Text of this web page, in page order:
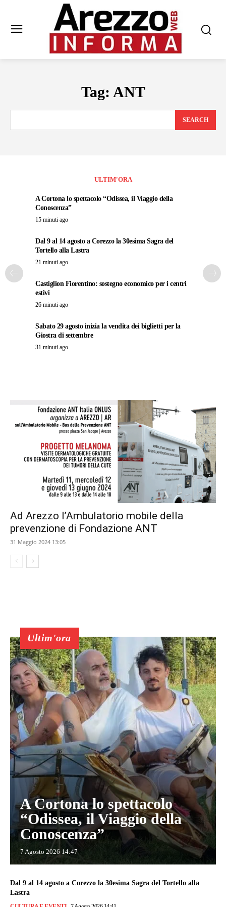
Tag: ANT
SEARCH
ULTIM'ORA
A Cortona lo spettacolo “Odissea, il Viaggio della
Conoscenza”
15 minuti ago
Dal 9 al 14 agosto a Corezzo la 30esima Sagra del
Tortello alla Lastra
21 minuti ago
Castiglion Fiorentino: sostegno economico per i centri
estivi
26 minuti ago
Sabato 29 agosto inizia la vendita dei biglietti per la
Giostra di settembre
31 minuti ago
Ad Arezzo l’Ambulatorio mobile della
prevenzione di Fondazione ANT
31 Maggio 2024 13:05
Ultim'ora
A Cortona lo spettacolo
“Odissea, il Viaggio della
Conoscenza”
7 Agosto 2026 14:47
Dal 9 al 14 agosto a Corezzo la 30esima Sagra del Tortello alla
Lastra